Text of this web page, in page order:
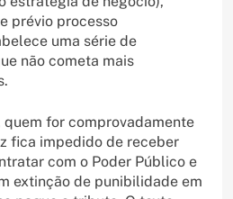
prévio processo
uma série de
não cometa mais
quem for comprovadamente
fica impedido de receber
com o Poder Público e
extinção de punibilidade em